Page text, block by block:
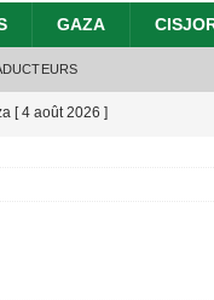
GAZA
[ 4 août 2026 ]